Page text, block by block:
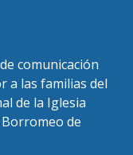
comunicación
a las familias del
de la Iglesia
Borromeo de